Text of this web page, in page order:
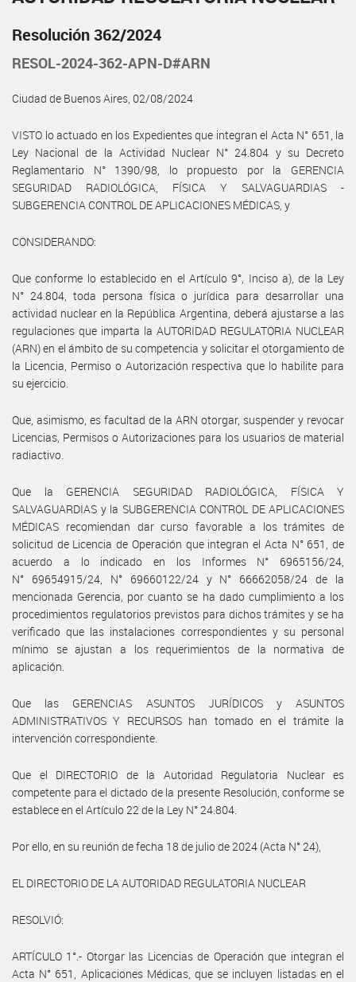
Resolución 362/2024
RESOL-2024-362-APN-D#ARN
Ciudad de Buenos Aires, 02/08/2024
VISTO lo actuado en los Expedientes que integran el Acta N° 651, la
Ley Nacional de la Actividad Nuclear N° 24.804 y su Decreto
Reglamentario N° 1390/98, lo propuesto por la GERENCIA
SEGURIDAD RADIOLÓGICA, FÍSICA Y SALVAGUARDIAS -
SUBGERENCIA CONTROL DE APLICACIONES MÉDICAS, y
CONSIDERANDO:
Que conforme lo establecido en el Artículo 9°, Inciso a), de la Ley
N° 24.804, toda persona física o jurídica para desarrollar una
actividad nuclear en la República Argentina, deberá ajustarse a las
regulaciones que imparta la AUTORIDAD REGULATORIA NUCLEAR
(ARN) en el ámbito de su competencia y solicitar el otorgamiento de
la Licencia, Permiso o Autorización respectiva que lo habilite para
su ejercicio.
Que, asimismo, es facultad de la ARN otorgar, suspender y revocar
Licencias, Permisos o Autorizaciones para los usuarios de material
radiactivo.
Que la GERENCIA SEGURIDAD RADIOLÓGICA, FÍSICA Y
SALVAGUARDIAS y la SUBGERENCIA CONTROL DE APLICACIONES
MÉDICAS recomiendan dar curso favorable a los trámites de
solicitud de Licencia de Operación que integran el Acta N° 651, de
acuerdo a lo indicado en los Informes N° 6965156/24,
N° 69654915/24, N° 69660122/24 y N° 66662058/24 de la
mencionada Gerencia, por cuanto se ha dado cumplimiento a los
procedimientos regulatorios previstos para dichos trámites y se ha
verificado que las instalaciones correspondientes y su personal
mínimo se ajustan a los requerimientos de la normativa de
aplicación.
Que las GERENCIAS ASUNTOS JURÍDICOS y ASUNTOS
ADMINISTRATIVOS Y RECURSOS han tomado en el trámite la
intervención correspondiente.
Que el DIRECTORIO de la Autoridad Regulatoria Nuclear es
competente para el dictado de la presente Resolución, conforme se
establece en el Artículo 22 de la Ley N° 24.804.
Por ello, en su reunión de fecha 18 de julio de 2024 (Acta N° 24),
EL DIRECTORIO DE LA AUTORIDAD REGULATORIA NUCLEAR
RESOLVIÓ:
ARTÍCULO 1°.- Otorgar las Licencias de Operación que integran el
Acta N° 651, Aplicaciones Médicas, que se incluyen listadas en el